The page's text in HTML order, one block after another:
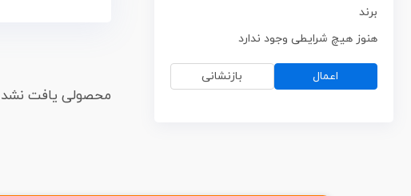
محصولی یافت نشد
برند
هنوز هیچ شرایطی وجود ندارد
اعمال بازنشانی